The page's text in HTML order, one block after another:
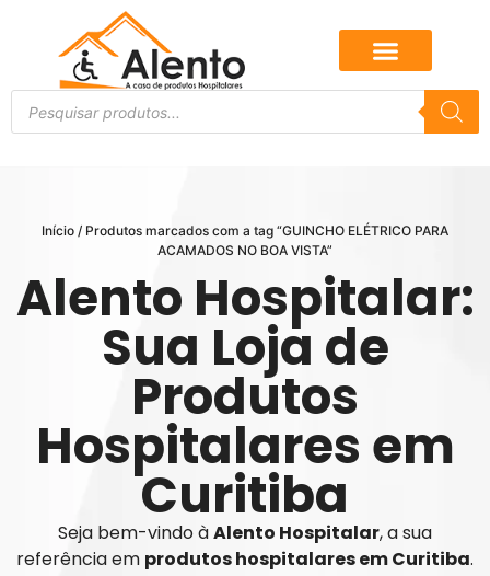
Início / Produtos marcados com a tag “GUINCHO ELÉTRICO PARA
ACAMADOS NO BOA VISTA”
Alento Hospitalar:
Sua Loja de
Produtos
Hospitalares em
Curitiba
Seja bem-vindo àAlento Hospitalar, a sua
referência em produtos hospitalares em Curitiba.